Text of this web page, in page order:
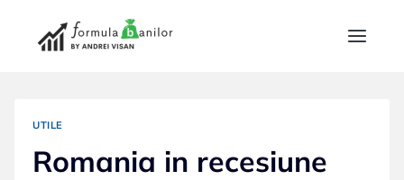
UTILE
Romania in recesiune